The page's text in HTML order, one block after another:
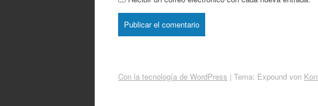
Con la tecnología de WordPress | Tema: Expound von